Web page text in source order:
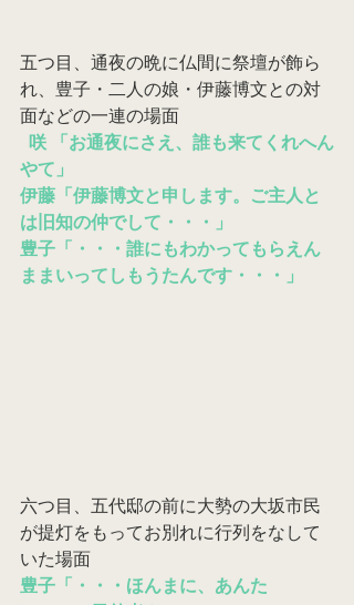
五つ目、通夜の晩に仏間に祭壇が飾ら
れ、豊子・二人の娘・伊藤博文との対
面などの一連の場面
咲 「お通夜にさえ、誰も来てくれへん
やて」
伊藤「伊藤博文と申します。ご主人と
は旧知の仲でして・・・」
豊子「・・・誰にもわかってもらえん
ままいってしもうたんです・・・」
六つ目、五代邸の前に大勢の大坂市民
が提灯をもってお別れに行列をなして
いた場面
豊子「・・・ほんまに、あんた